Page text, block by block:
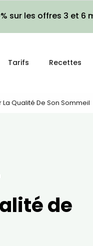
sur les offres 3 et 6
Tarifs Recettes
Qualité De Son Sommeil
de